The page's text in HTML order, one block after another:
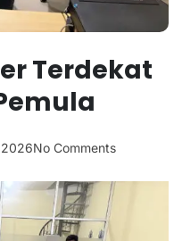
Terdekat
2026No Comments